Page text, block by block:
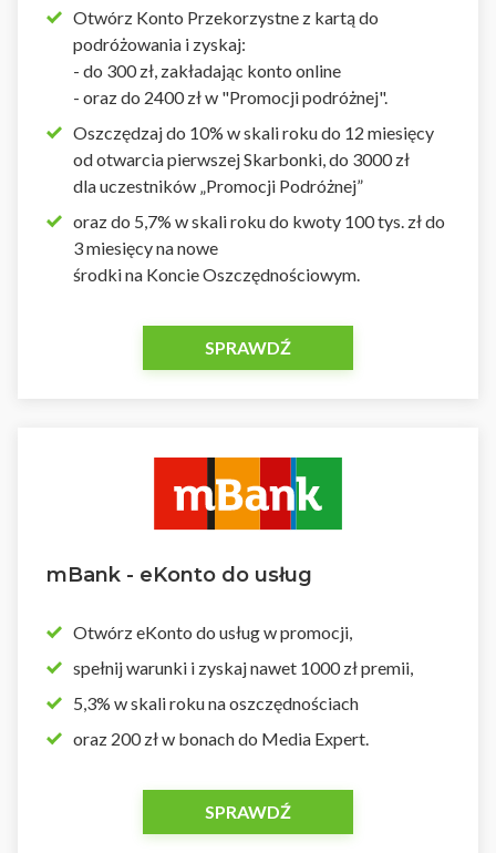
Otwórz Konto Przekorzystne z kartą do
podróżowania i zyskaj:
- do 300 zł, zakładając konto online
- oraz do 2400 zł w "Promocji podróżnej".
Oszczędzaj do 10% w skali roku do 12 miesięcy
od otwarcia pierwszej Skarbonki, do 3000 zł
dla uczestników „Promocji Podróżnej”
oraz do 5,7% w skali roku do kwoty 100 tys. zł do
3 miesięcy na nowe
środki na Koncie Oszczędnościowym.
SPRAWDŹ
mBank - eKonto do usług
Otwórz eKonto do usług w promocji,
spełnij warunki i zyskaj nawet 1000 zł premii,
5,3% w skali roku na oszczędnościach
oraz 200 zł w bonach do Media Expert.
SPRAWDŹ